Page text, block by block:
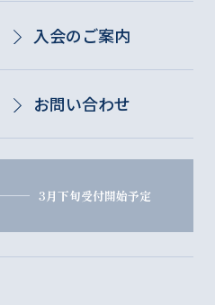
入会のご案内
お問い合わせ
3月下旬受付開始予定